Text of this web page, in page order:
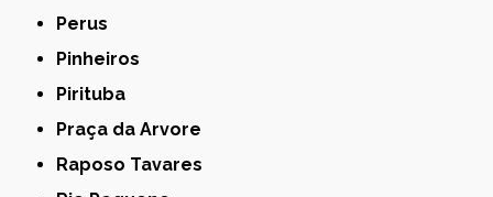
Perus
Pinheiros
Pirituba
Praça da Arvore
Raposo Tavares